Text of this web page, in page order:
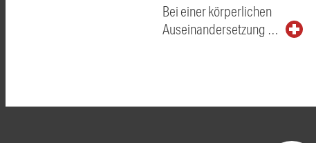
Bei einer körperlichen
Auseinandersetzung …